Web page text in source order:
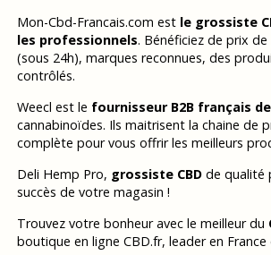
Mon-Cbd-Francais.com est le grossiste
les professionnels. Bénéficiez de prix
(sous 24h), marques reconnues, des
contrôlés.
Weecl est le fournisseur B2B français
cannabinoïdes. Ils maitrisent la chaine de
complète pour vous offrir les meilleurs
Deli Hemp Pro, grossiste CBDde qualité
succès de votre magasin !
Trouvez votre bonheur avec le meilleur du
boutique en ligne CBD.fr, leader en France